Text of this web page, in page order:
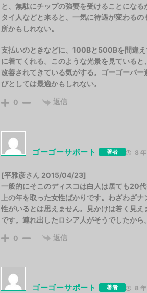
と、無駄にチップの強要を受けることにな
タイ人などと来ると、一気に待遇が変わる
所かもしれない。
支払いのときなどに、100Bと500Bを間違え
に着てくれる。このような光景を見ている
改善されてきている気がする。ゴーゴーバ
びとしては最適かもしれない。
0 返信
ゴーゴーサポート 著者 8
[平雅彦さん 2015/04/23]
一般的にそこのディスコは白人は居ても20
上の年を取った女性ばかりです。わざわざ
性がいるとは思えません。見かけは若く見え
です。連れ出したロシア人がそうでしたから。
0 返信
ゴーゴーサポート 著者 8